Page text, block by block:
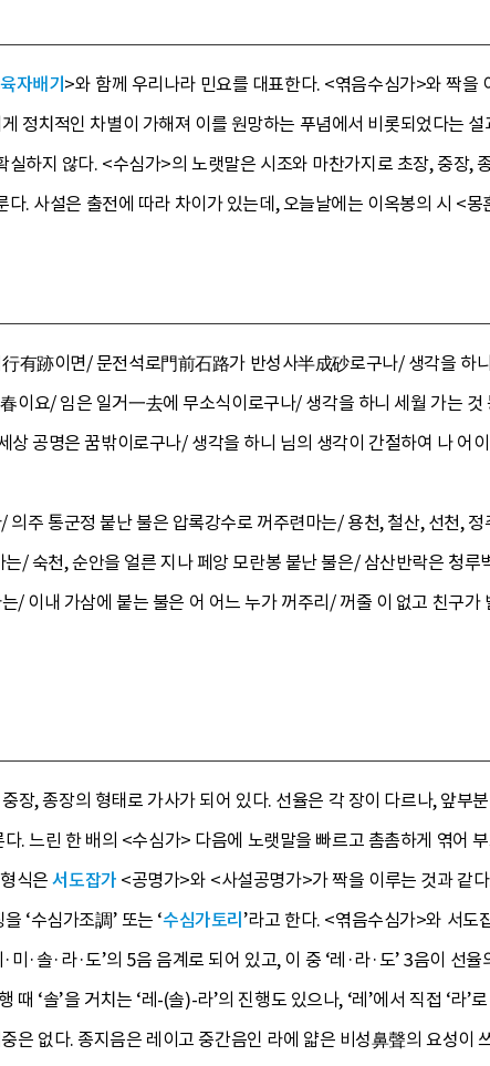
육자배기>와 함께 우리나라 민요를 대표한다. <엮음수심가>와 짝
정치적인 차별이 가해져 이를 원망하는 푸념에서 비롯되었다는
실하지 않다. <수심가>의 노랫말은 시조와 마찬가지로 초장, 중장,
다. 사설은 출전에 따라 차이가 있는데, 오늘날에는 이옥봉의 시 <
有跡이면/ 문전석로門前石路가 반성사半成砂로구나/ 생각을 하
이요/ 임은 일거一去에 무소식이로구나/ 생각을 하니 세월 가는 것
공명은 꿈밖이로구나/ 생각을 하니 님의 생각이 간절하여 나 어
의주 통군정 붙난 불은 압록강수로 꺼주련마는/ 용천, 철산, 선천,
/ 숙천, 순안을 얼른 지나 페앙 모란봉 붙난 불은/ 삼산반락은 청
/ 이내 가삼에 붙는 불은 어 어느 누가 꺼주리/ 꺼줄 이 없고 친구가
장, 종장의 형태로 가사가 되어 있다. 선율은 각 장이 다르나, 앞부
. 느린 한 배의 <수심가> 다음에 노랫말을 빠르고 촘촘하게 엮어
식은서도잡가 <공명가>와 <사설공명가>가 짝을 이루는 것과 같
‘수심가조調’ 또는 ‘수심가토리 ’라고 한다. <엮음수심가>와 서도
미·솔·라·도’의 5음 음계로 되어 있고, 이 중 ‘레·라·도’ 3음이 선
때 ‘솔’을 거치는 ‘레-(솔)-라’의 진행도 있으나, ‘레’에서 직접 ‘라
중은 없다. 종지음은 레이고 중간음인 라에 얇은 비성鼻聲의 요성